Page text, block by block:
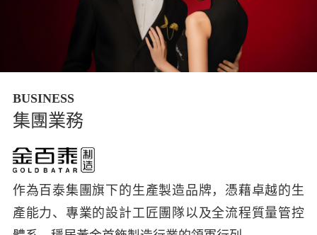
BUSINESS
集團業務
作為百泰集團旗下的生產製造品牌，憑藉卓越的生
產能力、專業的設計工匠團隊以及全流程質量管控